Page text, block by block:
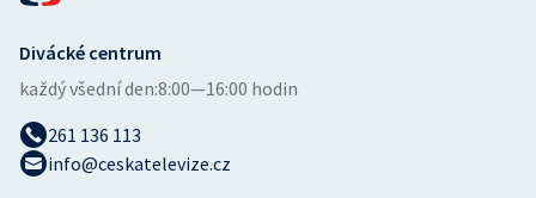
Divácké centrum
každý všední den:8:00—16:00 hodin
261 136 113
info@ceskatelevize.cz